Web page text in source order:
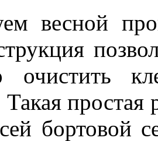
весной
очистить
Такая
бортовой